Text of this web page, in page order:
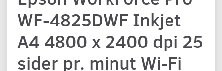
WF-4825DWF Inkjet
A4 4800 x 2400 dpi 25
sider pr. minut Wi-Fi